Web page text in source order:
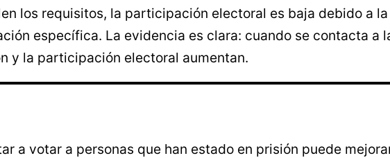
los requisitos, la participación electoral es baja debido a
específica. La evidencia es clara: cuando se contacta a
y la participación electoral aumentan.
a votar a personas que han estado en prisión puede